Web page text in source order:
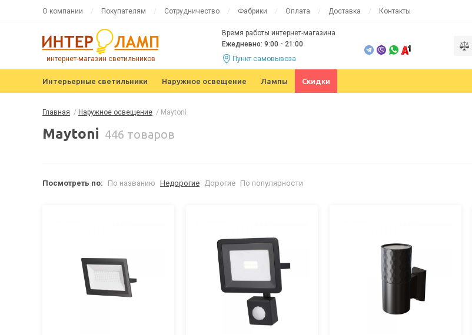
О компании Покупателям Сотрудничество Фабрики Оплата Доставка Контакты
интернет-магазин светильников
Время работы интернет-магазина
Ежедневно: 9:00 - 21:00
Пункт самовывоза
Интерьерные светильники Наружное освещение Лампы Скидки
Главная / Наружное освещение / Maytoni
Maytoni 446 товаров
Посмотреть по: По названию Недорогие Дорогие По популярности